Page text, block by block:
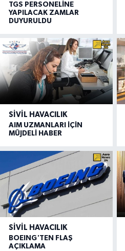
TGS PERSONELİNE
YAPILACAK ZAMLAR
DUYURULDU
SIVIL HAVACILIK
AIM UZMANLARI İÇİN
MÜJDELİ HABER
SIVIL HAVACILIK
BOEING'TEN FLAŞ
AÇIKLAMA